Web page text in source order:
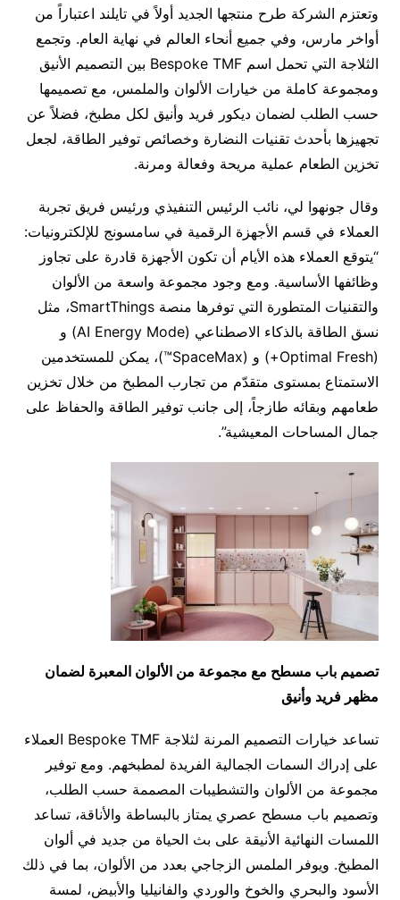
وتعتزم الشركة طرح منتجها الجديد أولاً في تايلند اعتباراً من
أواخر مارس، وفي جميع أنحاء العالم في نهاية العام. وتجمع
الثلاجة التي تحمل اسم Bespoke TMF بين التصميم الأنيق
ومجموعة كاملة من خيارات الألوان والملمس، مع تصميمها
حسب الطلب لضمان ديكور فريد وأنيق لكل مطبخ، فضلاً عن
تجهيزها بأحدث تقنيات النضارة وخصائص توفير الطاقة، لجعل
تخزين الطعام عملية مريحة وفعالة ومرنة.
وقال جونهوا لي، نائب الرئيس التنفيذي ورئيس فريق تجربة
العملاء في قسم الأجهزة الرقمية في سامسونج للإلكترونيات:
“يتوقع العملاء هذه الأيام أن تكون الأجهزة قادرة على تجاوز
وظائفها الأساسية. ومع وجود مجموعة واسعة من الألوان
والتقنيات المتطورة التي توفرها منصة SmartThings، مثل
نسق الطاقة بالذكاء الاصطناعي (AI Energy Mode) و
(Optimal Fresh+) و (SpaceMax™)، يمكن للمستخدمين
الاستمتاع بمستوى متقدّم من تجارب المطبخ من خلال تخزين
طعامهم وبقائه طازجاً، إلى جانب توفير الطاقة والحفاظ على
جمال المساحات المعيشية”.
تصميم باب مسطح مع مجموعة من الألوان المعبرة لضمان
مظهر فريد وأنيق
تساعد خيارات التصميم المرنة لثلاجة Bespoke TMF العملاء
على إدراك السمات الجمالية الفريدة لمطبخهم. ومع توفير
مجموعة من الألوان والتشطيبات المصممة حسب الطلب،
وتصميم باب مسطح عصري يمتاز بالبساطة والأناقة، تساعد
اللمسات النهائية الأنيقة على بث الحياة من جديد في ألوان
المطبخ. ويوفر الملمس الزجاجي بعدد من الألوان، بما في ذلك
الأسود والبحري والخوخ والوردي والفانيليا والأبيض، لمسة